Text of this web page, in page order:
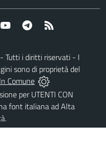
YouTube Telegram
Tutti i diritti riservati - I
sono di proprietà del
Comune
per UTENTI CON
font italiana ad Alta